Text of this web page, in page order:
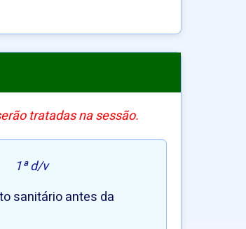
tratadas na sessão.
1ª d/v
sanitário antes da